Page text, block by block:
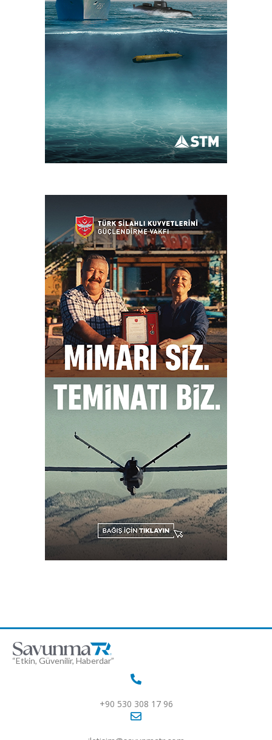
“Etkin, Güvenilir, Haberdar”
+90 530 308 17 96